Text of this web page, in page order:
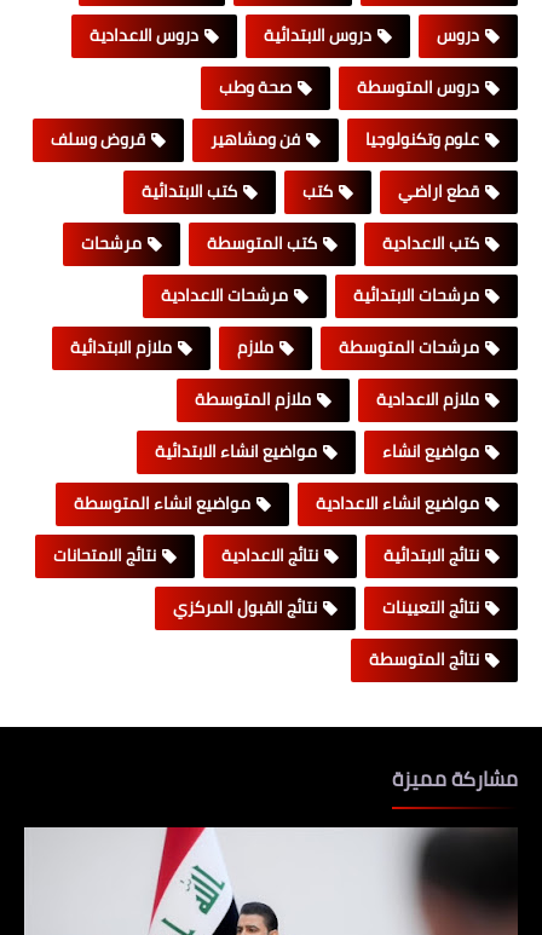
دروس
دروس الابتدائية
دروس الاعدادية
دروس المتوسطة
صحة وطب
علوم وتكنولوجيا
فن ومشاهير
قروض وسلف
قطع اراضي
كتب
كتب الابتدائية
كتب الاعدادية
كتب المتوسطة
مرشحات
مرشحات الابتدائية
مرشحات الاعدادية
مرشحات المتوسطة
ملازم
ملازم الابتدائية
ملازم الاعدادية
ملازم المتوسطة
مواضيع انشاء
مواضيع انشاء الابتدائية
مواضيع انشاء الاعدادية
مواضيع انشاء المتوسطة
نتائج الابتدائية
نتائج الاعدادية
نتائج الامتحانات
نتائج التعيينات
نتائج القبول المركزي
نتائج المتوسطة
مشاركة مميزة